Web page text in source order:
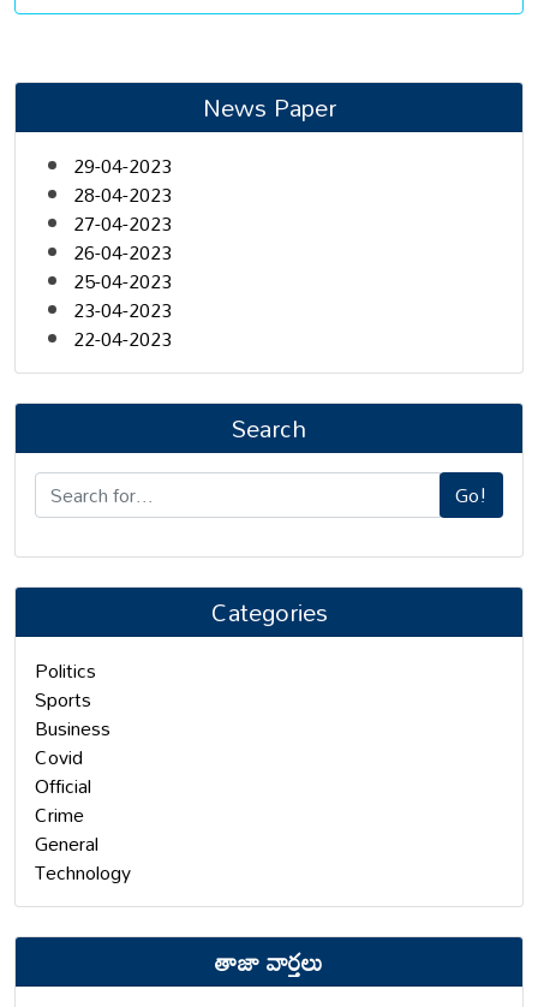
News Paper
29-04-2023
28-04-2023
27-04-2023
26-04-2023
25-04-2023
23-04-2023
22-04-2023
Search
Go!
Categories
Politics
Sports
Business
Covid
Official
Crime
General
Technology
తాజా వార్తలు